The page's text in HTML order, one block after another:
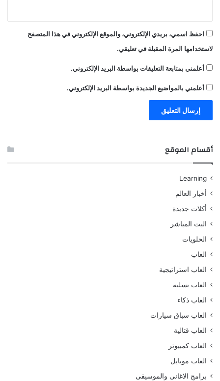
احفظ اسمي، بريدي الإلكتروني، والموقع الإلكتروني في هذا المتصفح
لاستخدامها المرة المقبلة في تعليقي.
أعلمني بمتابعة التعليقات بواسطة البريد الإلكتروني.
أعلمني بالمواضيع الجديدة بواسطة البريد الإلكتروني.
أقسام الموقع
Learning
أخبار العالم
أكلات جديدة
البث المباشر
الحلويات
العاب
العاب استراتيجية
العاب تسلية
العاب ذكاء
العاب سباق سيارات
العاب قتالية
العاب كمبيوتر
العاب موبايل
برامج الاغانى والموسيقى